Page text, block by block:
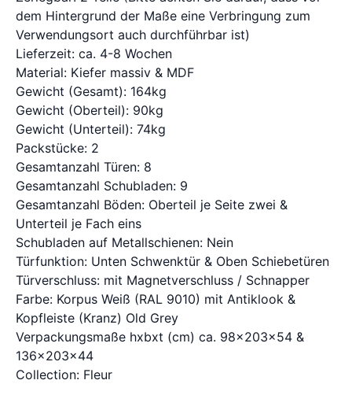
dem Hintergrund der Maße eine Verbringung zum
Verwendungsort auch durchführbar ist)
Lieferzeit: ca. 4-8 Wochen
Material: Kiefer massiv & MDF
Gewicht (Gesamt): 164kg
Gewicht (Oberteil): 90kg
Gewicht (Unterteil): 74kg
Packstücke: 2
Gesamtanzahl Türen: 8
Gesamtanzahl Schubladen: 9
Gesamtanzahl Böden: Oberteil je Seite zwei &
Unterteil je Fach eins
Schubladen auf Metallschienen: Nein
Türfunktion: Unten Schwenktür & Oben Schiebetüren
Türverschluss: mit Magnetverschluss / Schnapper
Farbe: Korpus Weiß (RAL 9010) mit Antiklook &
Kopfleiste (Kranz) Old Grey
Verpackungsmaße hxbxt (cm) ca. 98x203x54 &
136x203x44
Collection: Fleur